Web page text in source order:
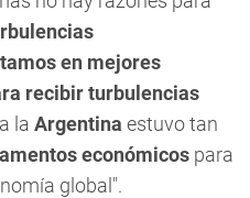
en mejores
recibir turbulencias
la Argentina estuvo tan
económicos para
global".